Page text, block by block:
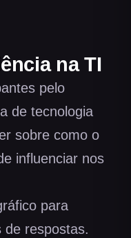
na TI
pelo
de tecnologia
sobre como o
influenciar nos
para
de respostas.